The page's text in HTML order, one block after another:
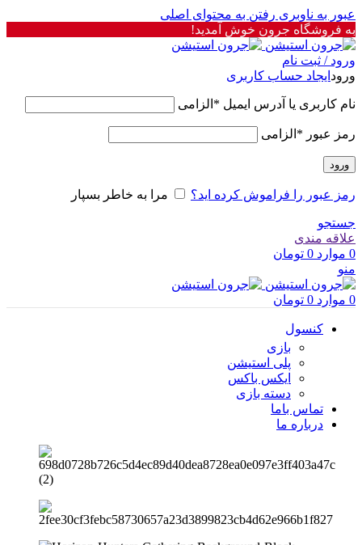
عبور به ناوبری رفتن به محتوای اصلی
به فروشگاه جرون خوش آمدید!
ورود / ثبت نام
ورود ایجاد حساب کاربری
نام کاربری یا آدرس ایمیل * الزامی
رمز عبور * الزامی
ورود
رمز عبور را فراموش کرده اید؟ مرا به خاطر بسپار
جستجو
علاقه مندی
0 موارد 0 تومان
منو
0 موارد 0 تومان
کنسول
بازی
پلی استیشن
ایکس باکس
دسته بازی
تماس باما
درباره ما